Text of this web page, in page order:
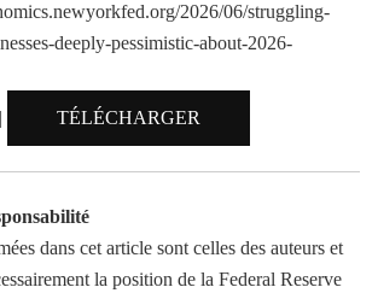
2026/06/struggling-
deeply-pessimistic-about-2026-
TÉLÉCHARGER
dans cet article sont celles des auteurs et
la position de la Federal Reserve